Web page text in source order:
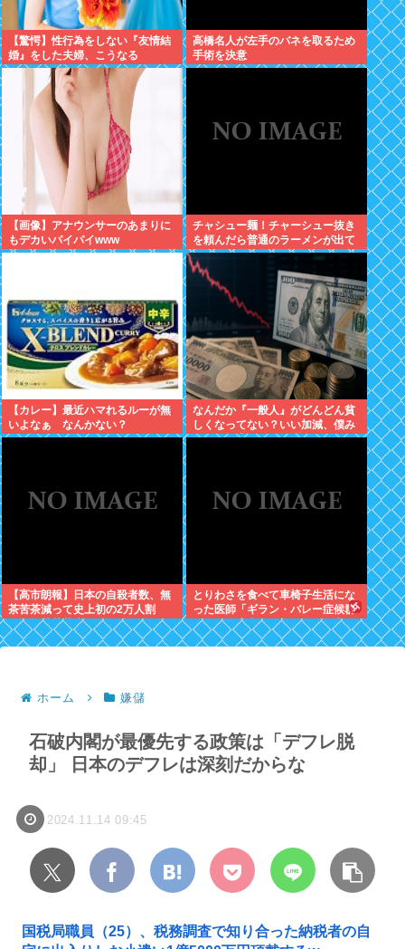
【驚愕】性行為をしない『友情結
婚』をした夫婦、こうなる
⇒･･･！！！
高橋名人が左手のバネを取るため
手術を決意
【画像】アナウンサーのあまりに
もデカいパイパイwww
チャシュー麺！チャーシュー抜き
を頼んだら普通のラーメンが出て
きたんだが、これっておかしくね
え？
【カレー】最近ハマれるルーが無
いよなぁ なんかない？
なんだか『一般人』がどんどん貧
しくなってない？いい加減、僕み
たいに副業したら？週に2日休む
【高市朗報】日本の自殺者数、無
茶苦茶減って史上初の2万人割
れ。無茶苦茶生きやすい国になっ
てる件www
とりわさを食べて車椅子生活にな
った医師「ギラン・バレー症候群
になって本当に絶望。死んだ方が
良かったと思った」
ホーム 嫌儲
石破内閣が最優先する政策は「デフレ脱
却」 日本のデフレは深刻だからな
2024.11.14 09:45
国税局職員（25）、税務調査で知り合った納税者の自